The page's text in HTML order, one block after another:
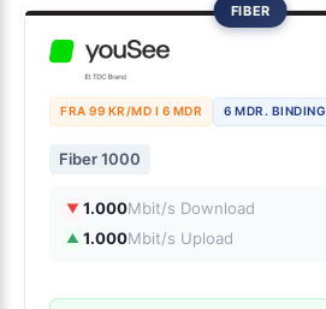
FIBER
FRA 99 KR/MD I 6 MDR 6 MDR. BINDING
Fiber 1000
▼ 1.000Mbit/s Download
▲ 1.000Mbit/s Upload